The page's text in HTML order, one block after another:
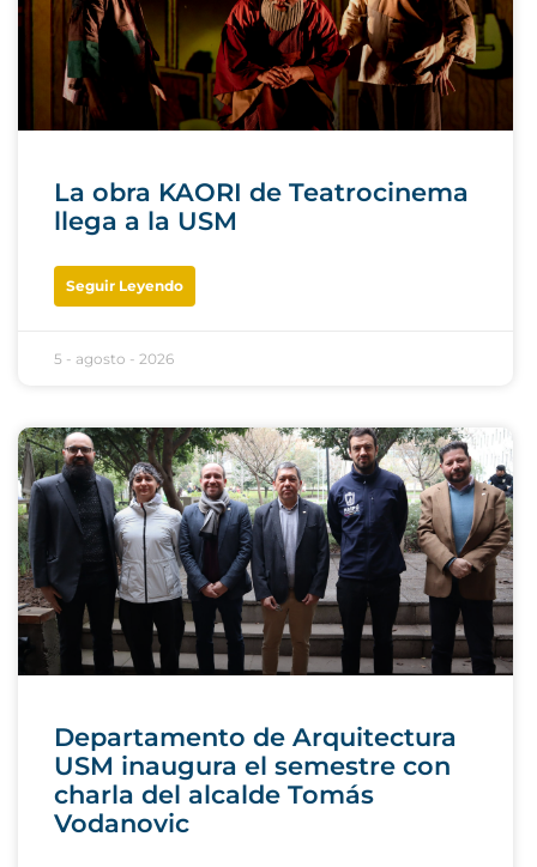
La obra KAORI de Teatrocinema
llega a la USM
Seguir Leyendo
5 - agosto - 2026
Departamento de Arquitectura
USM inaugura el semestre con
charla del alcalde Tomás
Vodanovic